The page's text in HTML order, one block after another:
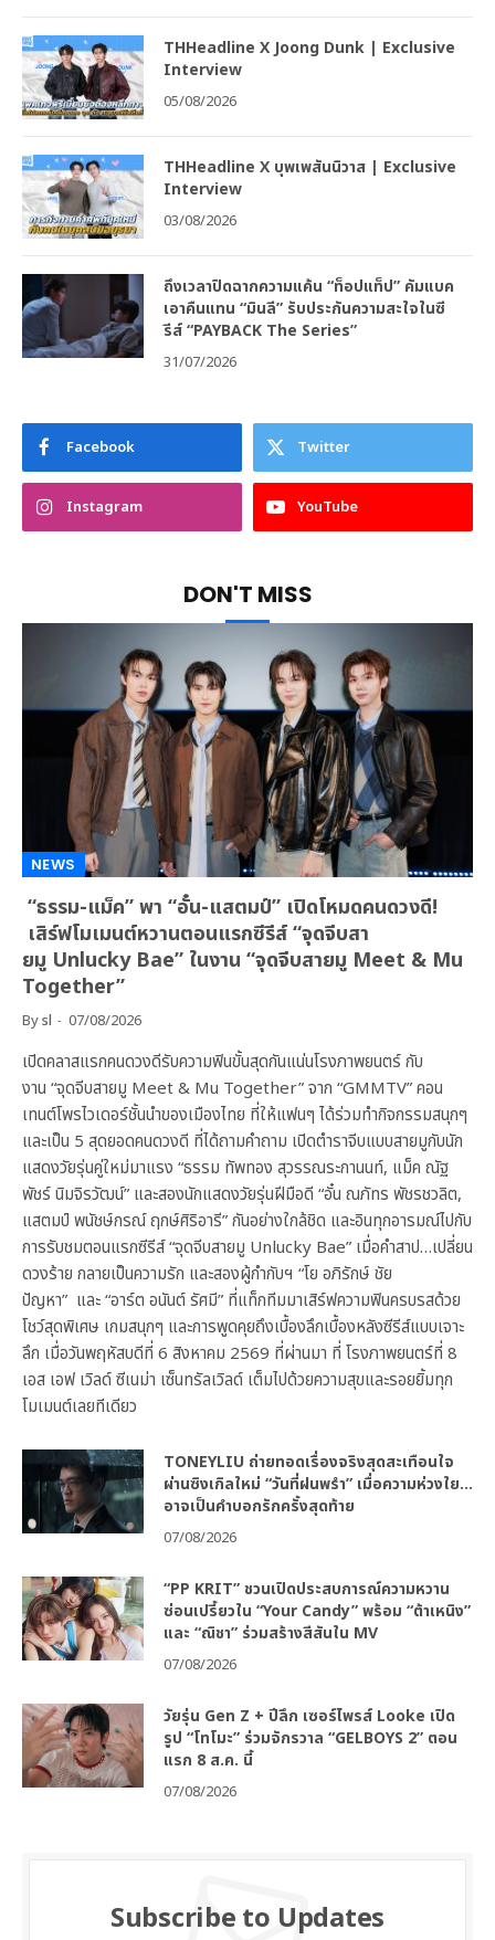
THHeadline X Joong Dunk | Exclusive
Interview
05/08/2026
THHeadline X บุพเพสันนิวาส | Exclusive
Interview
03/08/2026
ถึงเวลาปิดฉากความแค้น “ท็อปแท็ป” คัมแบค
เอาคืนแทน “มินลี” รับประกันความสะใจในซี
รีส์ “PAYBACK The Series”
31/07/2026
Facebook Twitter
Instagram YouTube
DON'T MISS
NEWS
“ธรรม-แม็ค” พา “อั๋น-แสตมป์” เปิดโหมดคนดวงดี!
เสิร์ฟโมเมนต์หวานตอนแรกซีรีส์ “จุดจีบสา
ยมู Unlucky Bae” ในงาน “จุดจีบสายมู Meet & Mu
Together”
Bysl 07/08/2026
เปิดคลาสแรกคนดวงดีรับความฟินขั้นสุดกันแน่นโรงภาพยนตร์ กับ
งาน “จุดจีบสายมู Meet & Mu Together” จาก “GMMTV” คอน
เทนต์โพรไวเดอร์ชั้นนำของเมืองไทย ที่ให้แฟนๆ ได้ร่วมทำกิจกรรมสนุกๆ
และเป็น 5 สุดยอดคนดวงดี ที่ได้ถามคำถาม เปิดตำราจีบแบบสายมูกับนัก
แสดงวัยรุ่นคู่ใหม่มาแรง “ธรรม ทัพทอง สุวรรณระกานนท์, แม็ค ณัฐ
พัชร์ นิมจิรวัฒน์” และสองนักแสดงวัยรุ่นฝีมือดี “อั๋น ณภัทร พัชรชวลิต,
แสตมป์ พนัชษ์กรณ์ ฤกษ์ศิริอารี” กันอย่างใกล้ชิด และอินทุกอารมณ์ไปกับ
การรับชมตอนแรกซีรีส์ “จุดจีบสายมู Unlucky Bae” เมื่อคำสาป…เปลี่ยน
ดวงร้าย กลายเป็นความรัก และสองผู้กำกับฯ “โย อภิรักษ์ ชัย
ปัญหา” และ “อาร์ต อนันต์ รัศมี” ที่แท็กทีมมาเสิร์ฟความฟินครบรสด้วย
โชว์สุดพิเศษ เกมสนุกๆ และการพูดคุยถึงเบื้องลึกเบื้องหลังซีรีส์แบบเจาะ
ลึก เมื่อวันพฤหัสบดีที่ 6 สิงหาคม 2569 ที่ผ่านมา ที่ โรงภาพยนตร์ที่ 8
เอส เอฟ เวิลด์ ซีเนม่า เซ็นทรัลเวิลด์ เต็มไปด้วยความสุขและรอยยิ้มทุก
โมเมนต์เลยทีเดียว
TONEYLIU ถ่ายทอดเรื่องจริงสุดสะเทือนใจ
ผ่านซิงเกิลใหม่ “วันที่ฝนพรำ” เมื่อความห่วงใย…
อาจเป็นคำบอกรักครั้งสุดท้าย
07/08/2026
“PP KRIT” ชวนเปิดประสบการณ์ความหวาน
ซ่อนเปรี้ยวใน “Your Candy” พร้อม “ต้าเหนิง”
และ “ณิชา” ร่วมสร้างสีสันใน MV
07/08/2026
วัยรุ่น Gen Z + ปีลึก เซอร์ไพรส์ Looke เปิด
รูป “โทโมะ” ร่วมจักรวาล “GELBOYS 2” ตอน
แรก 8 ส.ค. นี้
07/08/2026
Subscribe to Updates